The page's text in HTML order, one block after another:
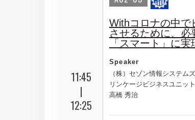
11:45
|
12:25
Withコロナの中で
させるために、必
「スマート」に
Speaker
（株）セゾン情報システムズ
リンケージビジネスユニッ
高橋 秀治